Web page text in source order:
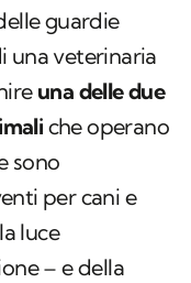
guardie
una veterinaria
una delle due
che operano
sono
per cani e
luce
– e della